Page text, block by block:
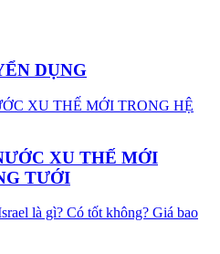
DỤNG
XU THẾ MỚI
TƯỚI